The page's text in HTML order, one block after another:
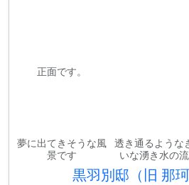
正面です。
夢に出てきそうな風
景です
透き通るような
いな湧き水の
黒羽別邸（旧 那珂